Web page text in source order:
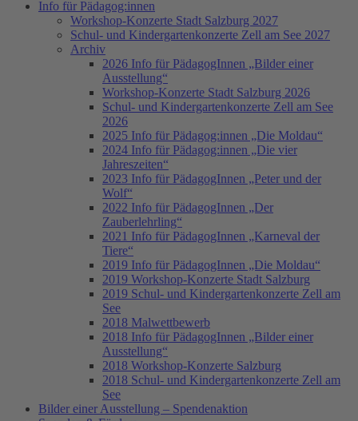
Info für Pädagog:innen
Workshop-Konzerte Stadt Salzburg 2027
Schul- und Kindergartenkonzerte Zell am See 2027
Archiv
2026 Info für PädagogInnen „Bilder einer
Ausstellung“
Workshop-Konzerte Stadt Salzburg 2026
Schul- und Kindergartenkonzerte Zell am See
2026
2025 Info für Pädagog:innen „Die Moldau“
2024 Info für Pädagog:innen „Die vier
Jahreszeiten“
2023 Info für PädagogInnen „Peter und der
Wolf“
2022 Info für PädagogInnen „Der
Zauberlehrling“
2021 Info für PädagogInnen „Karneval der
Tiere“
2019 Info für PädagogInnen „Die Moldau“
2019 Workshop-Konzerte Stadt Salzburg
2019 Schul- und Kindergartenkonzerte Zell am
See
2018 Malwettbewerb
2018 Info für PädagogInnen „Bilder einer
Ausstellung“
2018 Workshop-Konzerte Salzburg
2018 Schul- und Kindergartenkonzerte Zell am
See
Bilder einer Ausstellung – Spendenaktion